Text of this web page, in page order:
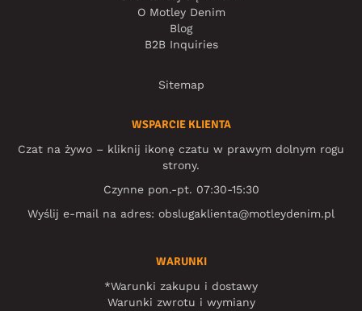
O Motley Denim
Blog
B2B Inquiries
Sitemap
WSPARCIE KLIENTA
Czat na żywo – kliknij ikonę czatu w prawym dolnym rogu
strony.
Czynne pon.-pt. 07:30-15:30
Wyślij e-mail na adres: obslugaklienta@motleydenim.pl
WARUNKI
*Warunki zakupu i dostawy
Warunki zwrotu i wymiany